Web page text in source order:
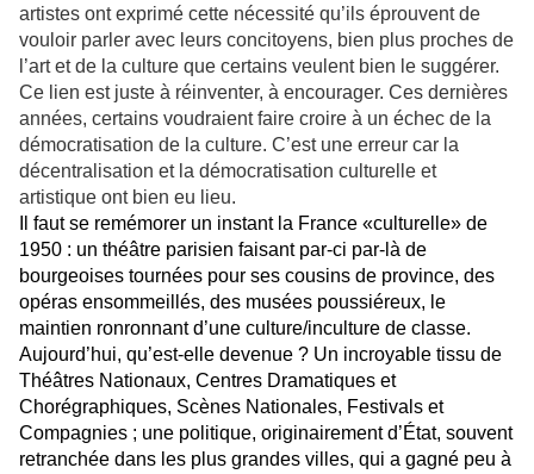
artistes ont exprimé cette nécessité qu’ils éprouvent de
vouloir parler avec leurs concitoyens, bien plus proches de
l’art et de la culture que certains veulent bien le suggérer.
Ce lien est juste à réinventer, à encourager. Ces dernières
années, certains voudraient faire croire à un échec de la
démocratisation de la culture. C’est une erreur car la
décentralisation et la démocratisation culturelle et
artistique ont bien eu lieu.
Il faut se remémorer un instant la France «culturelle» de
1950 : un théâtre parisien faisant par-ci par-là de
bourgeoises tournées pour ses cousins de province, des
opéras ensommeillés, des musées poussiéreux, le
maintien ronronnant d’une culture/inculture de classe.
Aujourd’hui, qu’est-elle devenue ? Un incroyable tissu de
Théâtres Nationaux, Centres Dramatiques et
Chorégraphiques, Scènes Nationales, Festivals et
Compagnies ; une politique, originairement d’État, souvent
retranchée dans les plus grandes villes, qui a gagné peu à